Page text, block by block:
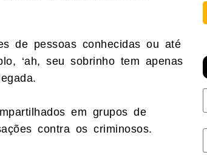
de pessoas conhecidas ou até
‘ah, seu sobrinho tem apenas
em grupos de
contra os criminosos.